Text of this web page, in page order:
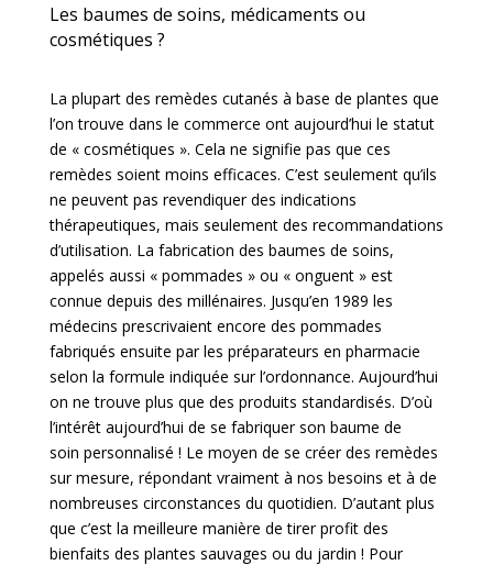
Les baumes de soins, médicaments ou
cosmétiques ?
La plupart des remèdes cutanés à base de plantes que
l’on trouve dans le commerce ont aujourd’hui le statut
de « cosmétiques ». Cela ne signifie pas que ces
remèdes soient moins efficaces. C’est seulement qu’ils
ne peuvent pas revendiquer des indications
thérapeutiques, mais seulement des recommandations
d’utilisation. La fabrication des baumes de soins,
appelés aussi « pommades » ou « onguent » est
connue depuis des millénaires. Jusqu’en 1989 les
médecins prescrivaient encore des pommades
fabriqués ensuite par les préparateurs en pharmacie
selon la formule indiquée sur l’ordonnance. Aujourd’hui
on netrouve plus que des produits standardisés. D’où
l’intérêt aujourd’hui de se fabriquer son baume de
soin personnalisé ! Le moyen de se créer des remèdes
sur mesure, répondant vraiment à nos besoins et à de
nombreuses circonstances du quotidien. D’autant plus
que c’est la meilleure manière de tirer profit des
bienfaits des plantes sauvages ou du jardin ! Pour